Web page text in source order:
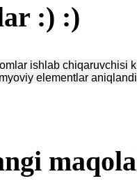
:) :)
ishlab
elementlar